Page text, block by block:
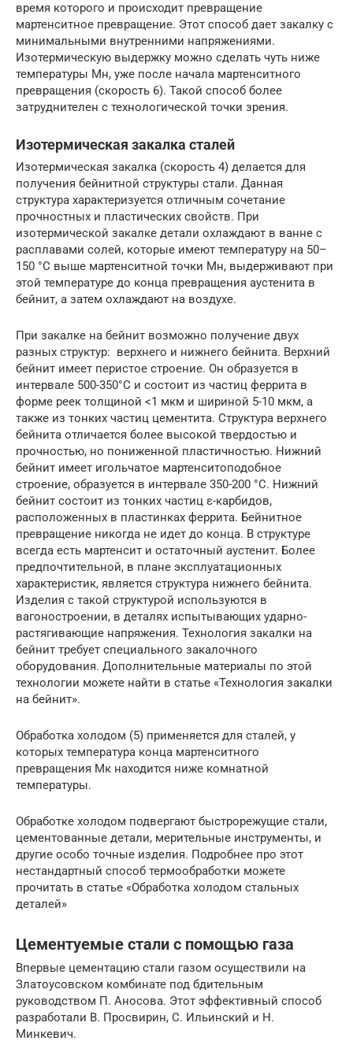
время которого и происходит превращение
мартенситное превращение. Этот способ дает закалку с
минимальными внутренними напряжениями.
Изотермическую выдержку можно сделать чуть ниже
температуры Мн, уже после начала мартенситного
превращения (скорость 6). Такой способ более
затруднителен с технологической точки зрения.
Изотермическая закалка сталей
Изотермическая закалка (скорость 4) делается для
получения бейнитной структуры стали. Данная
структура характеризуется отличным сочетание
прочностных и пластических свойств. При
изотермической закалке детали охлаждают в ванне с
расплавами солей, которые имеют температуру на 50–
150 °С выше мартенситной точки Мн, выдерживают при
этой температуре до конца превращения аустенита в
бейнит, а затем охлаждают на воздухе.
При закалке на бейнит возможно получение двух
разных структур: верхнего и нижнего бейнита. Верхний
бейнит имеет перистое строение. Он образуется в
интервале 500-350°С и состоит из частиц феррита в
форме реек толщиной <1 мкм и шириной 5-10 мкм, а
также из тонких частиц цементита. Структура верхнего
бейнита отличается более высокой твердостью и
прочностью, но пониженной пластичностью. Нижний
бейнит имеет игольчатое мартенситоподобное
строение, образуется в интервале 350-200 °С. Нижний
бейнит состоит из тонких частиц ε-карбидов,
расположенных в пластинках феррита. Бейнитное
превращение никогда не идет до конца. В структуре
всегда есть мартенсит и остаточный аустенит. Более
предпочтительной, в плане эксплуатационных
характеристик, является структура нижнего бейнита.
Изделия с такой структурой используются в
вагоностроении, в деталях испытывающих ударно-
растягивающие напряжения. Технология закалки на
бейнит требует специального закалочного
оборудования. Дополнительные материалы по этой
технологии можете найти в статье «Технология закалки
на бейнит».
Обработка холодом (5) применяется для сталей, у
которых температура конца мартенситного
превращения Мк находится ниже комнатной
температуры.
Обработке холодом подвергают быстрорежущие стали,
цементованные детали, мерительные инструменты, и
другие особо точные изделия. Подробнее про этот
нестандартный способ термообработки можете
прочитать в статье «Обработка холодом стальных
деталей»
Цементуемые стали с помощью газа
Впервые цементацию стали газом осуществили на
Златоусовском комбинате под бдительным
руководством П. Аносова. Этот эффективный способ
разработали В. Просвирин, С. Ильинский и Н.
Минкевич.